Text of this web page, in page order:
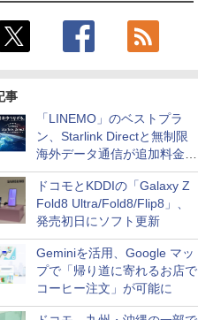
事
「LINEMO」のベストプラ
ン、Starlink Directと無制限
海外データ通信が追加料金な
しに
ドコモとKDDIの「Galaxy Z
Fold8 Ultra/Fold8/Flip8」、
発売初日にソフト更新
Geminiを活用、Google マッ
プで「帰り道に寄れるお店で
コーヒー注文」が可能に